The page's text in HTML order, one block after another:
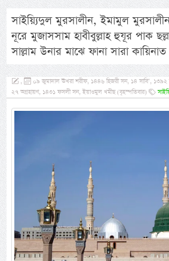
সাইয়্যিদুল মুরসালীন, ইমামুল মুরসালীন,
নূরে মুজাসসাম হাবীবুল্লাহ হুযূর পাক
সাল্লাম উনার মাঝে ফানা সারা কায়িনাত
,
০৯ জুমাদাল ঊখরা শরীফ, ১৪৪৬ হিজরী সন, ১৪ সাবি’, ১৩৯২
২৭ অগ্রহায়ণ, ১৪৩১ ফসলী সন, ইয়াওমুল খমীছ (বৃহস্পতিবার)